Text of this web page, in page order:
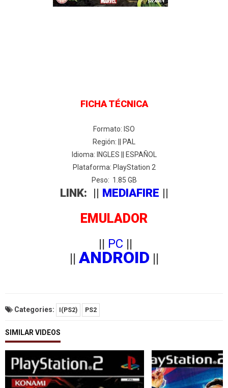
FICHA TÉCNICA
Formato: ISO
Región: || PAL
Idioma: INGLES || ESPAÑOL
Plataforma: PlayStation 2
Peso: 1.85 GB
LINK: || MEDIAFIRE ||
EMULADOR
|| PC ||
ANDROID
Categories: I(PS2) PS2
SIMILAR VIDEOS